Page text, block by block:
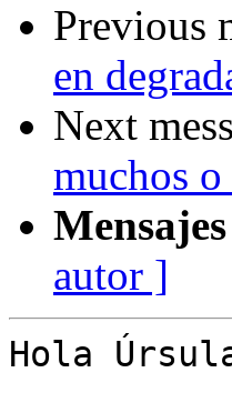
Previous
en
Next
muchos
autor ]
Hola